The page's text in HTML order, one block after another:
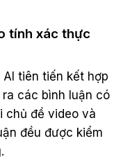
tính xác thực
tiên tiến kết hợp
các bình luận có
chủ đề video và
đều được kiểm